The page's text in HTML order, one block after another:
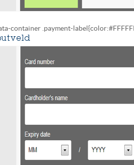
container .payment-